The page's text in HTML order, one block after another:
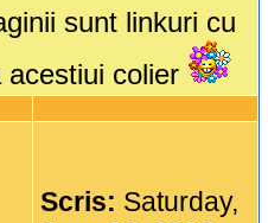
sunt linkuri cu
acestiui colier
Scris: Saturday,